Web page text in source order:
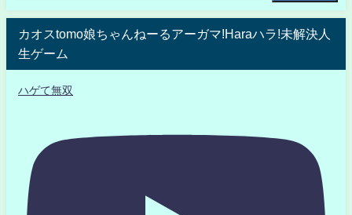
カオスtomo娘ちゃんねーるアーガマ!Haraハラ!未解決人
生ゲーム
ハゲて無双